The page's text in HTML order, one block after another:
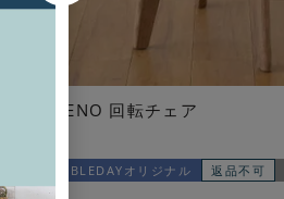
KORENO 回転チェア
DOUBLEDAYオリジナル
返品不可